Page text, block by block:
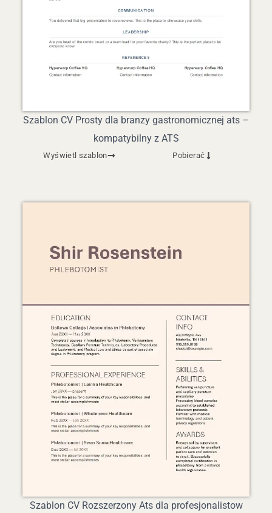
Szablon CV Prosty dla branzy gastronomicznej ats –
kompatybilny z ATS
Wyświetl szablon Pobierać
Szablon CV Rozszerzony Ats dla profesjonalistow